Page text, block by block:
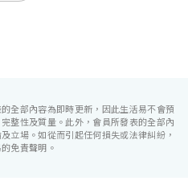
全部內容為即時更新，因此生活易不會預
整性及質量。此外，會員所發表的全部內
立場。如從而引起任何損失或法律糾紛，
免責聲明。